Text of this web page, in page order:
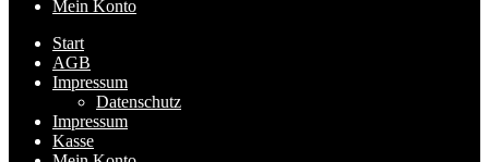
Mein Konto
Start
AGB
Impressum
Datenschutz
Impressum
Kasse